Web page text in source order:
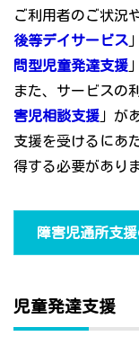
ご利用者のご状況
後等デイサービス
問型児童発達支援
また、サービスの
害児相談支援 」が
支援を受けるにあ
得する必要があり
障害児通所支
児童発達支援